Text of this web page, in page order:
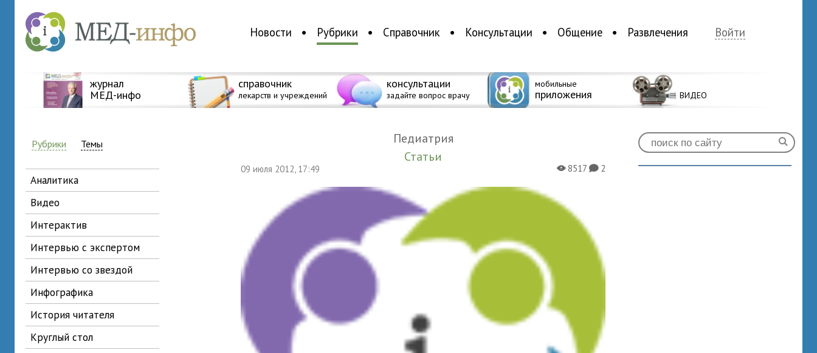
Новости Рубрики Справочник Консультации Общение Развлечения Войти
журнал
МЕД-инфо
справочник
лекарств и учреждений
консультации
задайте вопрос врачу
мобильные
приложения ВИДЕО
Рубрики Темы
аналитика
видео
интерактив
интервью с экспертом
интервью со звездой
инфографика
история читателя
круглый стол
Педиатрия
Статьи
09 июля 2012, 17:49 X8517K2